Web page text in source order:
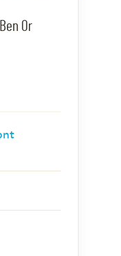
Or